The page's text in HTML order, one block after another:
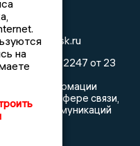
№ ФС77-82247 от 23
реестра
информации
в сфере связи,
коммуникаций
на